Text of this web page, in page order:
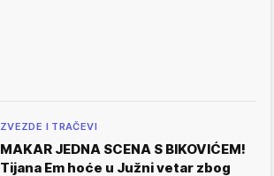
ZVEZDE I TRAČEVI
MAKAR JEDNA SCENA S BIKOVIĆEM!
Tijana Em hoće u Južni vetar zbog